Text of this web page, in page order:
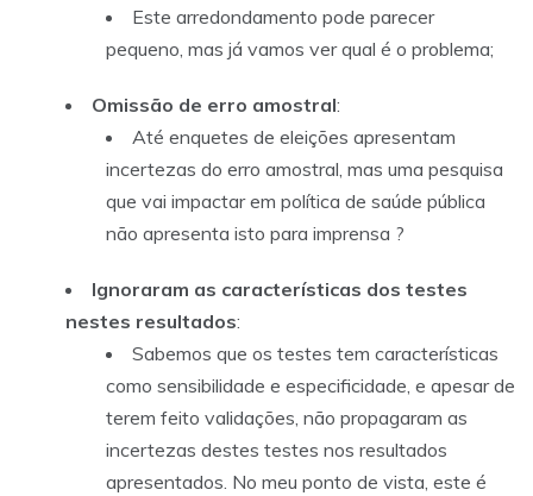
Este arredondamento pode parecer
pequeno, mas já vamos ver qual é o problema;
Omissão de erro amostral:
Até enquetes de eleições apresentam
incertezas do erro amostral, mas uma pesquisa
que vai impactar em política de saúde pública
não apresenta isto para imprensa ?
Ignoraram as características dos testes
nestes resultados:
Sabemos que os testes tem características
como sensibilidade e especificidade, e apesar de
terem feito validações, não propagaram as
incertezas destes testes nos resultados
apresentados. No meu ponto de vista, este é